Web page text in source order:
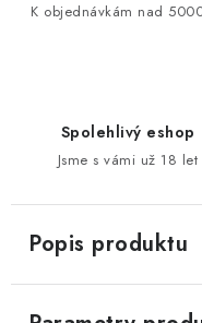
K objednávkám nad
Spolehlivý eshop
Jsme s vámi už 18 let
Popis produktu